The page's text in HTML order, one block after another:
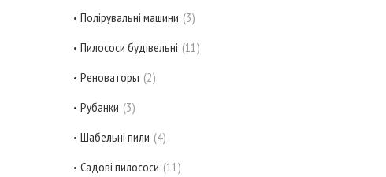
Полірувальні машини 3
Пилососи будівельні 11
Реноваторы 2
Рубанки 3
Шабельні пили 4
Садові пилососи 11